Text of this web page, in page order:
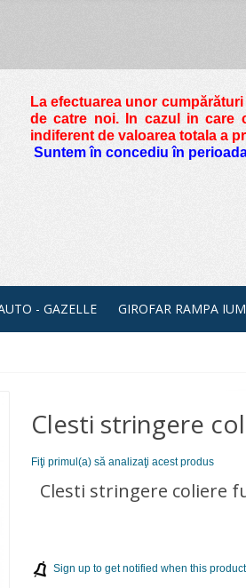
La efectuarea unor
de catre noi. In cazul in care
indiferent de valoarea totala a
Suntem în concediu în
- GAZELLE GIROFAR RAMPA
Clesti stringere
Fiţi primul(a) să analizaţi acest produs
Clesti stringere coliere
Sign up to get notified when this